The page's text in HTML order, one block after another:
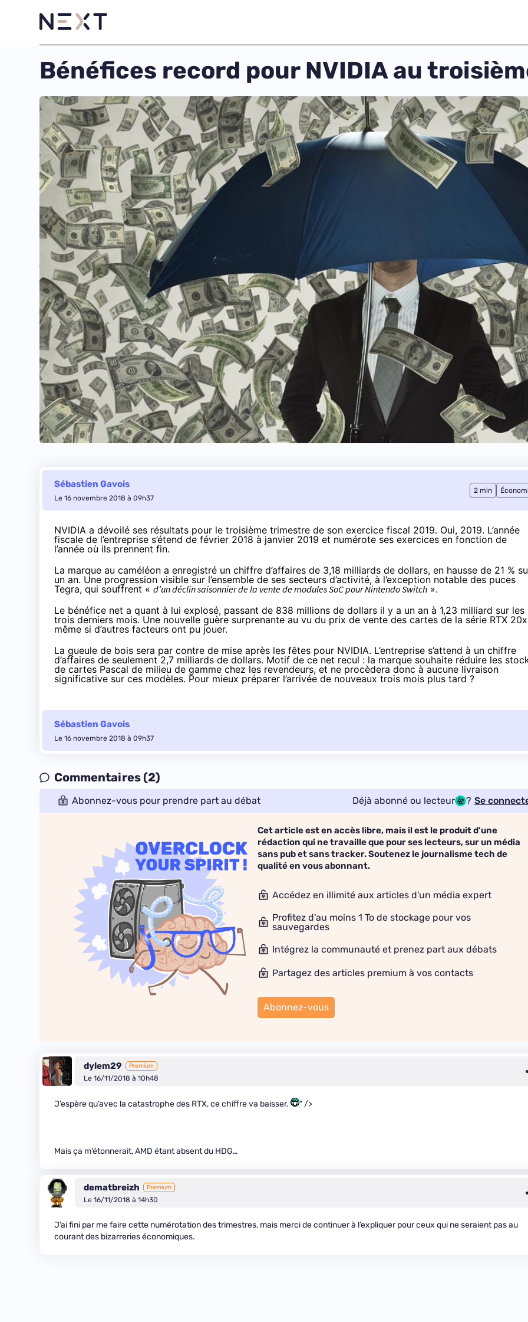
Bénéfices record pour NVIDIA au
Sébastien Gavois
Le 16 novembre 2018 à 09h37
2 min
NVIDIA a dévoilé ses résultats pour le troisième trimestre de son exercice fiscal 2019. Oui, 2019. L’année
fiscale de l’entreprise s’étend de février 2018 à janvier 2019 et numérote ses exercices en fonction de
l’année où ils prennent fin.
La marque au caméléon a enregistré un chiffre d’affaires de 3,18 milliards de dollars, en hausse de 21 %
un an. Une progression visible sur l’ensemble de ses secteurs d’activité, à l’exception notable des puces
Tegra, qui souffrent « d’un déclin saisonnier de la vente de modules SoC pour Nintendo Switch ».
Le bénéfice net a quant à lui explosé, passant de 838 millions de dollars il y a un an à 1,23 milliard sur les
trois derniers mois. Une nouvelle guère surprenante au vu du prix de vente des cartes de la série RTX
même si d’autres facteurs ont pu jouer.
La gueule de bois sera par contre de mise après les fêtes pour NVIDIA. L’entreprise s’attend à un chiffre
d’affaires de seulement 2,7 milliards de dollars. Motif de ce net recul : la marque souhaite réduire les
de cartes Pascal de milieu de gamme chez les revendeurs, et ne procèdera donc à aucune livraison
significative sur ces modèles. Pour mieux préparer l’arrivée de nouveaux trois mois plus tard ?
Sébastien Gavois
Le 16 novembre 2018 à 09h37
Commentaires (2)
Abonnez-vous pour prendre part au débat Déjà abonné ou lecteur ? Se
Cet article est en accès libre, mais il est le produit d'une
rédaction qui ne travaille que pour ses lecteurs, sur un média
sans pub et sans tracker. Soutenez le journalisme tech de
qualité en vous abonnant.
Accédez en illimité aux articles d'un média expert
Profitez d'au moins 1 To de stockage pour vos
sauvegardes
Intégrez la communauté et prenez part aux débats
Partagez des articles premium à vos contacts
Abonnez-vous
dylem29 Premium
Le 16/11/2018 à 10h48
J’espère qu’avec la catastrophe des RTX, ce chiffre va baisser. " />
Mais ça m’étonnerait, AMD étant absent du HDG…
dematbreizh Premium
Le 16/11/2018 à 14h30
J’ai fini par me faire cette numérotation des trimestres, mais merci de continuer à l’expliquer pour ceux qui ne seraient pas au
courant des bizarreries économiques.